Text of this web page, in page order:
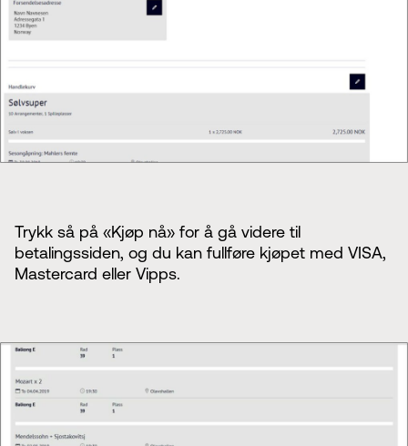
Trykk så på «Kjøp nå» for å gå videre til
betalingssiden, og du kan fullføre kjøpet med VISA,
Mastercard eller Vipps.